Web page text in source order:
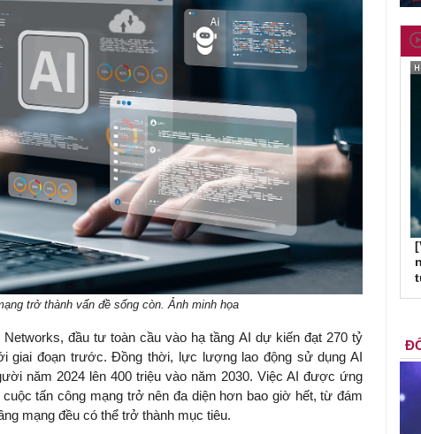
trở thành vấn đề sống còn. Ảnh minh họa
đầu tư toàn cầu vào hạ tầng AI dự kiến đạt 270 tỷ
giai đoạn trước. Đồng thời, lực lượng lao động sử dụng AI
năm 2024 lên 400 triệu vào năm 2030. Việc AI được ứng
tấn công mạng trở nên đa diện hơn bao giờ hết, từ đám
mạng đều có thể trở thành mục tiêu.